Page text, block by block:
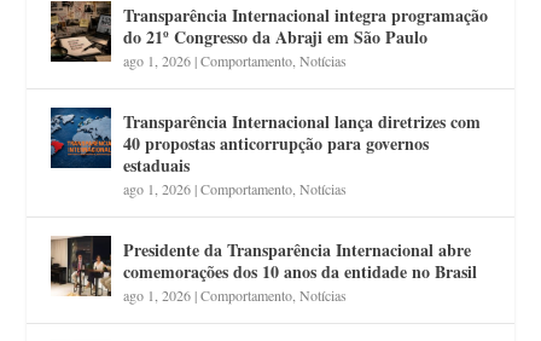
Transparência Internacional integra programação
do 21º Congresso da Abraji em São Paulo
ago 1, 2026|Comportamento ,Notícias
Transparência Internacional lança diretrizes com
40 propostas anticorrupção para governos
estaduais
ago 1, 2026|Comportamento ,Notícias
Presidente da Transparência Internacional abre
comemorações dos 10 anos da entidade no Brasil
ago 1, 2026|Comportamento ,Notícias